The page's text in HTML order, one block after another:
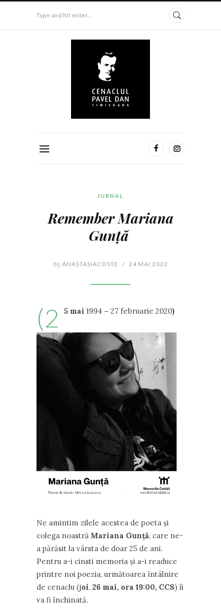
Type and hit enter...
JURNAL
Remember Mariana
Gunță
By ANASTASIACOSTE / 24 MAI 2022
(2 5 mai 1994 – 27 februarie 2020)
Ne amintim zilele acestea de poeta și
colega noastră Mariana Gunță, care ne-
a părăsit la vârsta de doar 25 de ani.
Pentru a-i cinsti memoria și a-i readuce
printre noi poezia, următoarea întâlnire
de cenaclu (joi, 26 mai, ora 19:00, CCS) îi
va fi închinată.